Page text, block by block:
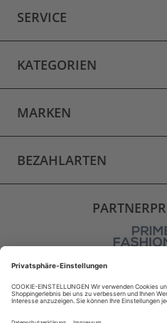
SERVICE
KATEGORIEN
MARKEN
BEZAHLARTEN